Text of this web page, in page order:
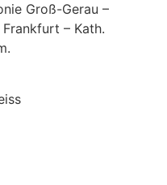
Groß-Gerau –
– Kath.